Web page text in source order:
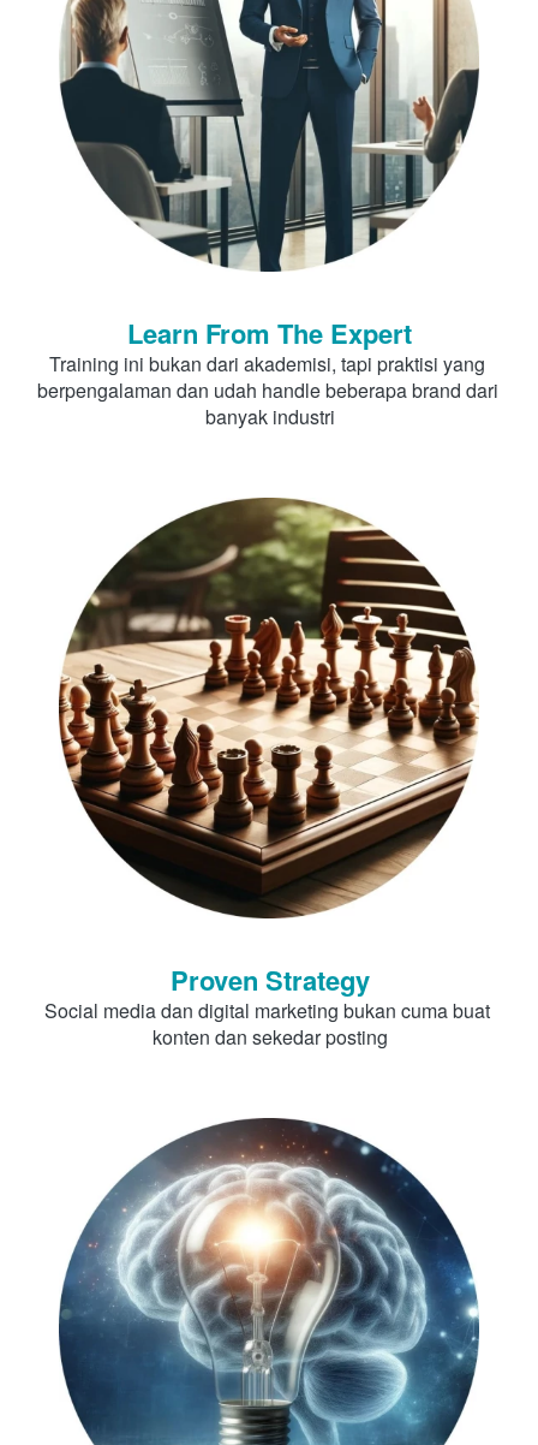
Learn From The Expert
Training ini bukan dari akademisi, tapi praktisi yang
berpengalaman dan udah handle beberapa brand dari
banyak industri
Proven Strategy
Social media dan digital marketing bukan cuma buat
konten dan sekedar posting